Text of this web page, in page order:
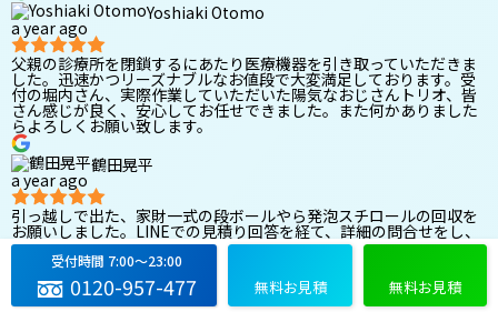
Yoshiaki Otomo
a year ago
父親の診療所を閉鎖するにあたり医療機器を引き取っていただきま
した。迅速かつリーズナブルなお値段で大変満足しております。受
付の堀内さん、実際作業していただいた陽気なおじさんトリオ、皆
さん感じが良く、安心してお任せできました。また何かありました
らよろしくお願い致します。
鶴田晃平
a year ago
引っ越しで出た、家財一式の段ボールやら発泡スチロールの回収を
お願いしました。LINEでの見積り回答を経て、詳細の問合せをし、
1時間後には回収に来ていただけました。受付は丁寧で、実際に来ら
れたドライバーさんも、清潔感あり、とてもにこやかで、仕事も早
かったです。またお願いしたいなと思う事業者さんでした。
受付時間 7:00〜23:00
0120-957-477 無料お見積 無料お見積